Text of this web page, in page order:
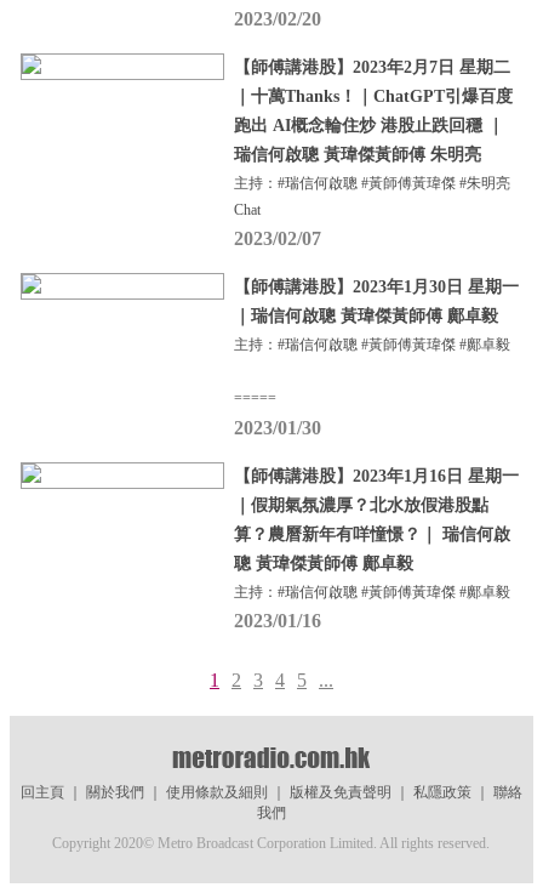
2023/02/20
【師傅講港股】2023年2月7日 星期二
｜十萬Thanks！｜ChatGPT引爆百度
跑出 AI概念輪住炒 港股止跌回穩 ｜
瑞信何啟聰 黃瑋傑黃師傅 朱明亮
主持：#瑞信何啟聰 #黃師傅黃瑋傑 #朱明亮
Chat
2023/02/07
【師傅講港股】2023年1月30日 星期一
｜瑞信何啟聰 黃瑋傑黃師傅 鄺卓毅
主持：#瑞信何啟聰 #黃師傅黃瑋傑 #鄺卓毅
=====
2023/01/30
【師傅講港股】2023年1月16日 星期一
｜假期氣氛濃厚？北水放假港股點
算？農曆新年有咩憧憬？｜ 瑞信何啟
聰 黃瑋傑黃師傅 鄺卓毅
主持：#瑞信何啟聰 #黃師傅黃瑋傑 #鄺卓毅
2023/01/16
1 2 3 4 5 ...
回主頁｜ 關於我們 使用條款及細則 版權及免責聲明 私隱政策｜ 聯絡
我們
Copyright 2020© Metro Broadcast Corporation Limited. All rights reserved.